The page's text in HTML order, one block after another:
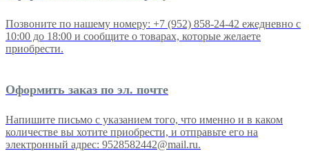
Позвоните по нашему номеру: +7 (952) 858-24-42 ежедневно с
10:00 до 18:00 и сообщите о товарах, которые желаете
приобрести.
Оформить заказ по эл. почте
Напишите письмо с указанием того, что именно и в каком
количестве вы хотите приобрести, и отправьте его на
электронный адрес: 9528582442@mail.ru.